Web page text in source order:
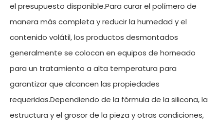
el presupuesto disponible.Para curar el polímero de
manera más completa y reducir la humedad y el
contenido volátil, los productos desmontados
generalmente se colocan en equipos de horneado
para un tratamiento a alta temperatura para
garantizar que alcancen las propiedades
requeridas.Dependiendo de la fórmula de la silicona, la
estructura y el grosor de la pieza y otras condiciones,